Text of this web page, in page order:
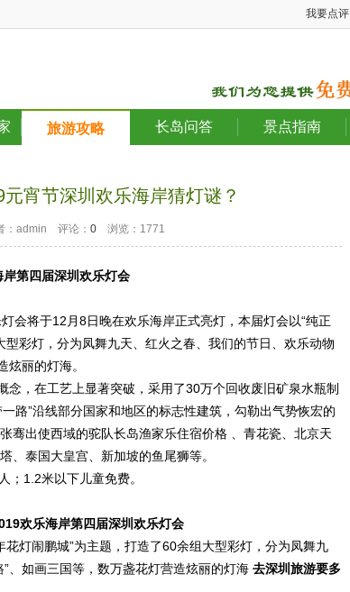
我要点评
旅游攻略 长岛问答 景点指南
宵节深圳欢乐海岸猜灯谜？
：admin 评论： 0 浏览：1771
第四届深圳欢乐灯会
会将于12月8日晚在欢乐海岸正式亮灯，本届灯会以“纯正
彩灯，分为凤舞九天、红火之春、我们的节日、欢乐动物
炫丽的灯海。
念，在工艺上显著突破，采用了30万个回收废旧矿泉水瓶制
路”沿线部分国家和地区的标志性建筑，勾勒出气势恢宏的
骞出使西域的驼队长岛渔家乐住宿价格 、青花瓷、北京天
、泰国大皇宫、新加坡的鱼尾狮等。
；1.2米以下儿童免费。
欢乐海岸第四届深圳欢乐灯会
灯闹鹏城”为主题，打造了60余组大型彩灯，分为凤舞九
、如画三国等，数万盏花灯营造炫丽的灯海 去深圳旅游要多